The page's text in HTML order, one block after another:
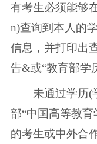
有考生必须能够
n)查询到本人的
信息，并打印出
告&或“教育部学
未通过学历(学
部“中国高等教
的考生或中外合